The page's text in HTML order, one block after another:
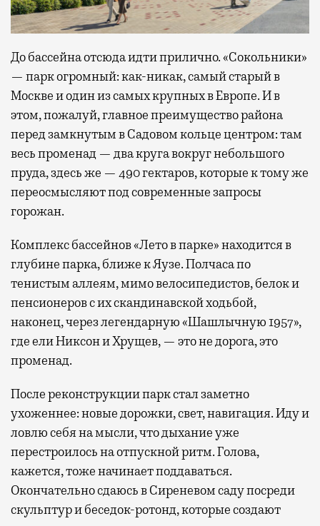
До бассейна отсюда идти прилично. «Сокольники»
— парк огромный: как-никак, самый старый в
Москве и один из самых крупных в Европе. И в
этом, пожалуй, главное преимущество района
перед замкнутым в Садовом кольце центром: там
весь променад — два круга вокруг небольшого
пруда, здесь же — 490 гектаров, которые к тому же
переосмысляют под современные запросы
горожан.
Комплекс бассейнов «Лето в парке» находится в
глубине парка, ближе к Яузе. Полчаса по
тенистым аллеям, мимо велосипедистов, белок и
пенсионеров с их скандинавской ходьбой,
наконец, через легендарную «Шашлычную 1957»,
где ели Никсон и Хрущев, — это не дорога, это
променад.
После реконструкции парк стал заметно
ухоженнее: новые дорожки, свет, навигация. Иду и
ловлю себя на мысли, что дыхание уже
перестроилось на отпускной ритм. Голова,
кажется, тоже начинает поддаваться.
Окончательно сдаюсь в Сиреневом саду посреди
скульптур и беседок-ротонд, которые создают